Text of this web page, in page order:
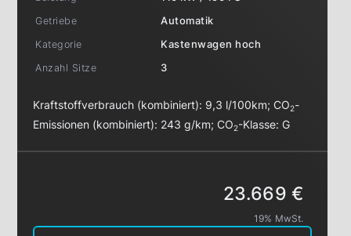
Getriebe
Automatik
Kategorie
Kastenwagen hoch
Anzahl Sitze
3
Kraftstoffverbrauch (kombiniert): 9,3 l/100km;CO2-
Emissionen (kombiniert): 243 g/km;CO2-Klasse:G
23.669 €
19% MwSt.